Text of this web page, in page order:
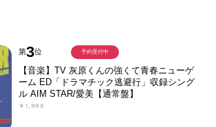
第3位
【音楽】TV 灰原くんの強くて青春ニューゲ
ーム ED「ドラマチック逃避行」収録シング
ル AIM STAR/愛美【通常盤】
￥1,999
予約受付中